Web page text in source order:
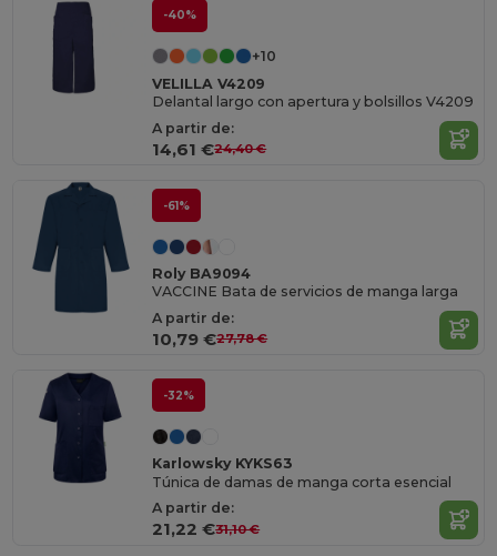
-40%
+10
VELILLA V4209
Delantal largo con apertura y bolsillos V4209
A partir de:
14,61 €24,40 €
-61%
Roly BA9094
VACCINE Bata de servicios de manga larga
A partir de:
10,79 €27,78 €
-32%
Karlowsky KYKS63
Túnica de damas de manga corta esencial
A partir de:
21,22 €31,10 €